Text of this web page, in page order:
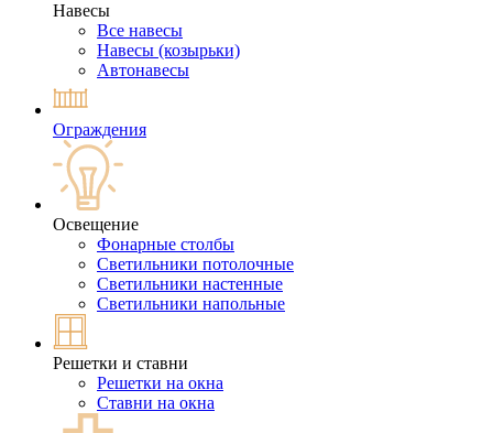
Навесы
Все навесы
Навесы (козырьки)
Автонавесы
Ограждения
Освещение
Фонарные столбы
Светильники потолочные
Светильники настенные
Светильники напольные
Решетки и ставни
Решетки на окна
Ставни на окна